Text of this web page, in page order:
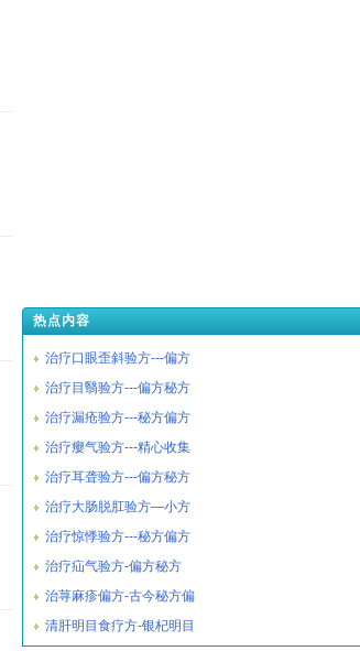
热点内容
治疗口眼歪斜验方---偏方
治疗目翳验方---偏方秘方
治疗漏疮验方---秘方偏方
治疗瘿气验方---精心收集
治疗耳聋验方---偏方秘方
治疗大肠脱肛验方—小方
治疗惊悸验方---秘方偏方
治疗疝气验方-偏方秘方
治荨麻疹偏方-古今秘方偏
清肝明目食疗方-银杞明目